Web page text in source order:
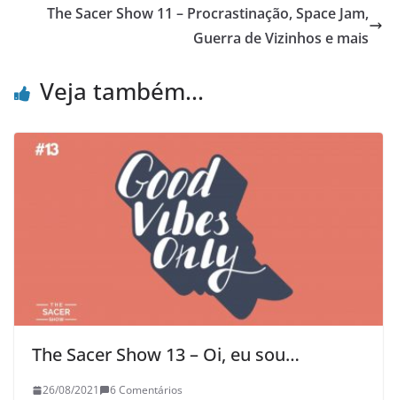
The Sacer Show 11 – Procrastinação, Space Jam,
Guerra de Vizinhos e mais
Veja também...
The Sacer Show 13 – Oi, eu sou…
26/08/2021 6 Comentários